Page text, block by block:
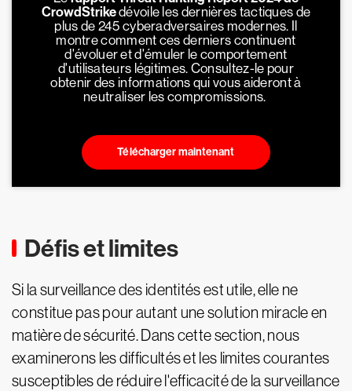
CrowdStrikedévoile les dernières tactiques de
plus de 245 cyberadversaires modernes. Il
montre comment ces derniers continuent
d'évoluer et d'émuler le comportement
d'utilisateurs légitimes. Consultez-le pour
obtenir des informations qui vous aideront à
neutraliser les compromissions.
Télécharger maintenant
Défis et limites
Si la surveillance des identités est utile, elle ne
constitue pas pour autant une solution miracle en
matière de sécurité. Dans cette section, nous
examinerons les difficultés et les limites courantes
susceptibles de réduire l'efficacité de la surveillance